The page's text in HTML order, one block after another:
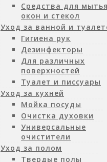
Средства для мытья
окон и стекол
Уход за ванной и
Гигиена рук
Дезинфекторы
Для различных
поверхностей
Туалет и писсуары
Уход за кухней
Мойка посуды
Очистка духовки
Универсальные
очистители
Уход за полом
Твердые полы